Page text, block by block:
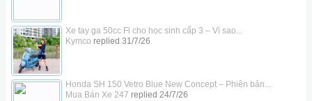
Xe tay ga 50cc Fi cho học sinh cấp 3 – Vì sao...
Kymco replied 31/7/26
Honda SH 150 Vetro Blue New Concept – Phiên bản...
Mua Bán Xe 247 replied 24/7/26